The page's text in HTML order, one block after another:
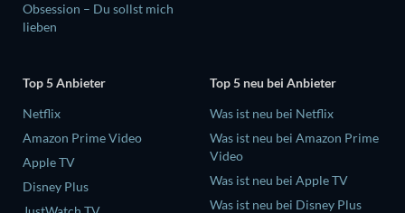
Obsession – Du sollst mich
lieben
Top 5 Anbieter
Netflix
Amazon Prime Video
Apple TV
Disney Plus
Top 5 neu bei Anbieter
Was ist neu bei Netflix
Was ist neu bei Amazon Prime
Video
Was ist neu bei Apple TV
Was ist neu bei Disney Plus